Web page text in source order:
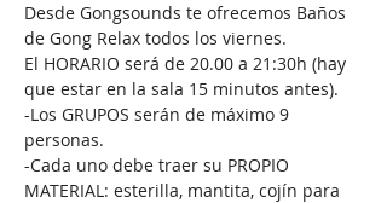
Desde Gongsounds te ofrecemos Baños
de Gong Relax todos los viernes.
El HORARIO será de 20.00 a 21:30h (hay
que estar en la sala 15 minutos antes).
-Los GRUPOS serán de máximo 9
personas.
-Cada uno debe traer su PROPIO
MATERIAL: esterilla, mantita, cojín para